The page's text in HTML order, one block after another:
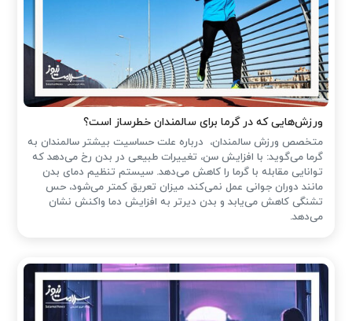
ورزش‌هایی که در گرما برای سالمندان خطرساز است؟
متخصص ورزش سالمندان، درباره علت حساسیت بیشتر سالمندان به
گرما می‌گوید: با افزایش سن، تغییرات طبیعی در بدن رخ می‌دهد که
توانایی مقابله با گرما را کاهش می‌دهد. سیستم تنظیم دمای بدن
مانند دوران جوانی عمل نمی‌کند، میزان تعریق کمتر می‌شود، حس
تشنگی کاهش می‌یابد و بدن دیرتر به افزایش دما واکنش نشان
می‌دهد.